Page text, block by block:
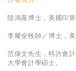
陸鴻基博士，美國印
李耀全牧師／博士，
范偉文先生，特許會
大學會計學碩士。